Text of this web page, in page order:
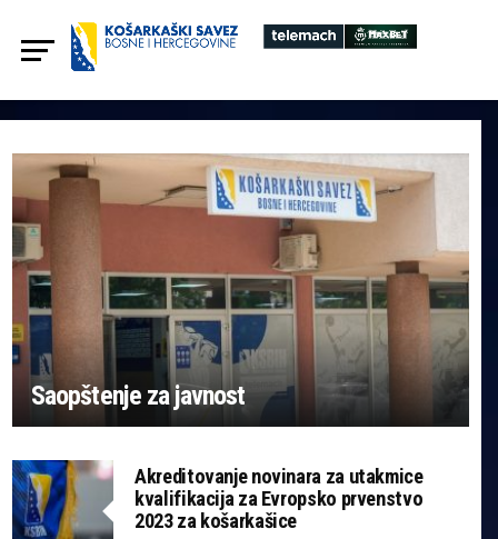
Saopštenje za javnost
Akreditovanje novinara za utakmice
kvalifikacija za Evropsko prvenstvo
2023 za košarkašice